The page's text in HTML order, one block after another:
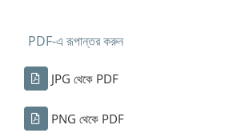
PDF-এ রূপান্তর করুন
JPG থেকে PDF
PNG থেকে PDF